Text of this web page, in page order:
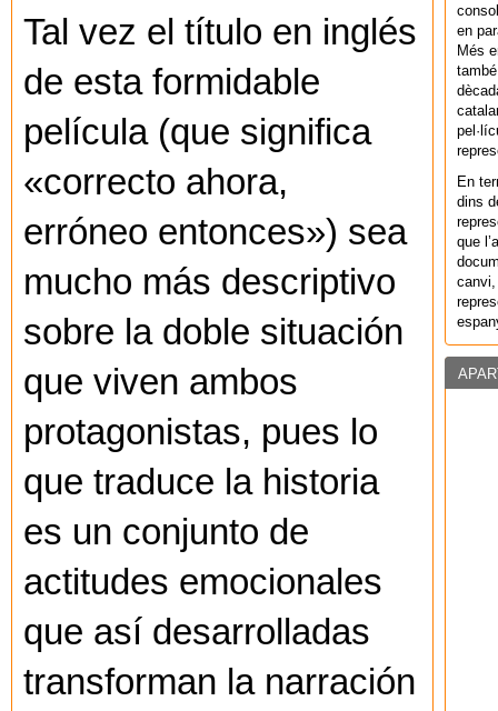
Tal vez el título en inglés
de esta formidable
película (que significa
«correcto ahora,
erróneo entonces») sea
mucho más descriptivo
sobre la doble situación
que viven ambos
protagonistas, pues lo
que traduce la historia
es un conjunto de
actitudes emocionales
que así desarrolladas
transforman la narración
en
Més
En
dins
que
canvi,